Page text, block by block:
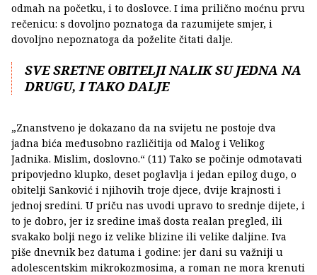
odmah na početku, i to doslovce. I ima prilično moćnu prvu
rečenicu: s dovoljno poznatoga da razumijete smjer, i
dovoljno nepoznatoga da poželite čitati dalje.
SVE SRETNE OBITELJI NALIK SU JEDNA NA
DRUGU, I TAKO DALJE
„Znanstveno je dokazano da na svijetu ne postoje dva
jadna bića međusobno različitija od Malog i Velikog
Jadnika. Mislim, doslovno.“ (11) Tako se počinje odmotavati
pripovjedno klupko, deset poglavlja i jedan epilog dugo, o
obitelji Sanković i njihovih troje djece, dvije krajnosti i
jednoj sredini. U priču nas uvodi upravo to srednje dijete, i
to je dobro, jer iz sredine imaš dosta realan pregled, ili
svakako bolji nego iz velike blizine ili velike daljine. Iva
piše dnevnik bez datuma i godine: jer dani su važniji u
adolescentskim mikrokozmosima, a roman ne mora krenuti